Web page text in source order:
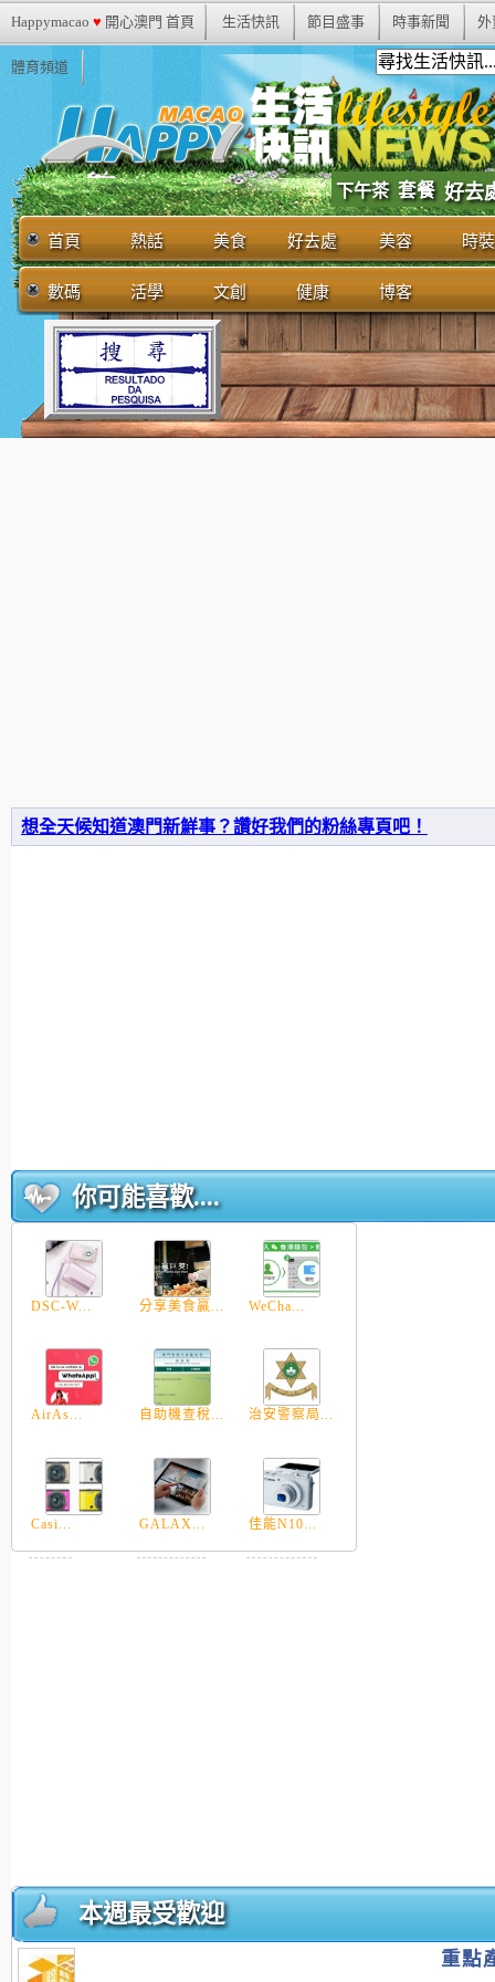
Happymacao ♥ 開心澳門 首頁 生活快訊 節目盛事 時事新聞 外
體育頻道
下午茶 套餐 好去
首頁 熱話 美食 好去處 美容 時裝
數碼 活學 文創 健康 博客
想全天候知道澳門新鮮事？讚好我們的粉絲專頁吧！
你可能喜歡....
DSC-W... 分享美食贏... WeCha...
AirAs... 自助機查稅... 治安警察局...
Casi... GALAX... 佳能N10...
本週最受歡迎
重點